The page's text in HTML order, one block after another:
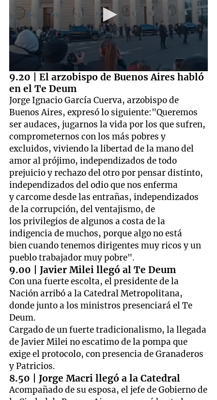
0
seconds
of
42
seconds
9.20 | El arzobispo de Buenos Aires habló
en el Te Deum
Jorge Ignacio García Cuerva, arzobispo de
Buenos Aires, expresó lo siguiente:"Queremos
ser audaces, jugarnos la vida por los que sufren,
comprometernos con los más pobres y
excluidos, viviendo la libertad de la mano del
amor al prójimo, independizados de todo
prejuicio y rechazo del otro por pensar distinto,
independizados del odio que nos enferma
y carcome desde las entrañas, independizados
de la corrupción, del ventajismo, de
los privilegios de algunos a costa de la
indigencia de muchos, porque algo no está
bien cuando tenemos dirigentes muy ricos y un
pueblo trabajador muy pobre".
9.00 | Javier Milei llegó al Te Deum
Con una fuerte escolta, el presidente de la
Nación arribó a la Catedral Metropolitana,
donde junto a los ministros presenciará el Te
Deum.
Cargado de un fuerte tradicionalismo, la llegada
de Javier Milei no escatimo de la pompa que
exige el protocolo, con presencia de Granaderos
y Patricios.
8.50 | Jorge Macri llegó a la Catedral
Acompañado de su esposa, el jefe de Gobierno de